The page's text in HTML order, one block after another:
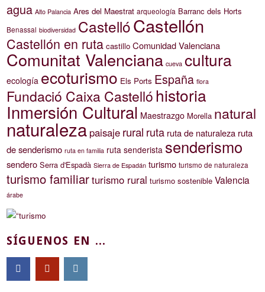
agua Alto Palancia Ares del Maestrat arqueología Barranc dels Horts
Benassal biodiversidad CastellóCastellón
Castellón en ruta castillo Comunidad Valenciana
Comunitat Valenciana cueva cultura
ecología ecoturismo Els Ports España flora
Fundació Caixa Castellóhistoria
Inmersión Cultural Maestrazgo Morella natural
naturaleza paisaje rural ruta ruta de naturaleza ruta
de senderismo ruta en familia ruta senderista senderismo
sendero Serra d'Espadà Sierra de Espadán turismo turismo de naturaleza
turismo familiarturismo rural turismo sostenible Valencia
árabe
SÍGUENOS EN ...